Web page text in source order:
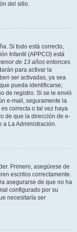
del sitio.
Si todo está correcto,
Infantil (APPCO) está
de 13 años entonces
para activar la
ser activadas, ya sea
pueda identificarse;
de registro. Si se le envió
e-mail, seguramente la
correcta o tal vez haya
de que la dirección de e-
a La Administración.
Primero, asegúrese de
escritos correctamente.
asegurarse de que no ha
configurado por su
necesitaría ser